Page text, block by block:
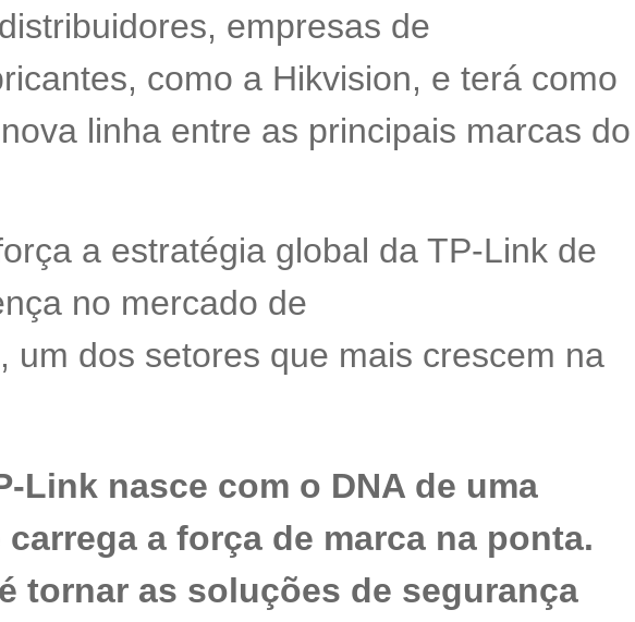
empresas de
como a Hikvision, e terá como
linha entre as principais marcas do
a estratégia global da TP-Link de
no mercado de
um dos setores que mais crescem na
Link nasce com o DNA de uma
a força de marca na ponta.
tornar as soluções de segurança